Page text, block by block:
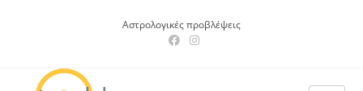
Αστρολογικές προβλέψεις